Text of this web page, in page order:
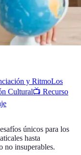
y RitmoLos
Cultural📺 Recurso
únicos para los
hasta
no insuperables.